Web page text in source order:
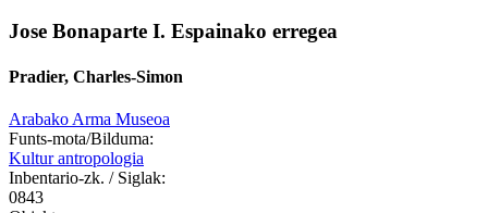
Jose Bonaparte I. Espainako erregea
Pradier, Charles-Simon
Arabako Arma Museoa
Funts-mota/Bilduma:
Kultur antropologia
Inbentario-zk. / Siglak:
0843